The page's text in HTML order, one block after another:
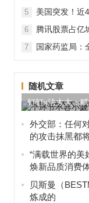
苹果还能扛多
5
美国突发！近
2000架次航班
6
腾讯股票占亿
怎样的？）
7
国家药监局：
随机文章
钉钉x法大大：
个环节不容小觑
外交部：任何
的攻击抹黑都
“满载世界的美
焕新品质消费
贝斯曼（
炼成的